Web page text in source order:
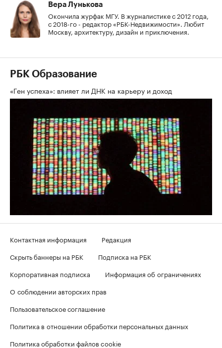
Вера Лунькова
Окончила журфак МГУ. В журналистике с 2012 года,
с 2018-го - редактор «РБК-Недвижимости». Любит
Москву, архитектуру, дизайн и приключения.
РБК Образование
«Ген успеха»: влияет ли ДНК на карьеру и доход
Контактная информация
Редакция
Скрыть баннеры на РБК
Подписка на РБК
Корпоративная подписка
Информация об ограничениях
О соблюдении авторских прав
Пользовательское соглашение
Политика в отношении обработки персональных данных
Политика обработки файлов cookie